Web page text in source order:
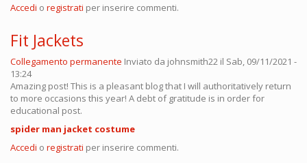
Accedi o registrati per inserire commenti.
Fit Jackets
Collegamento permanente Inviato da johnsmith22 il Sab, 09/11/2021 -
13:24
Amazing post! This is a pleasant blog that I will authoritatively return
to more occasions this year! A debt of gratitude is in order for
educational post.
spider man jacket costume
Accedi o registrati per inserire commenti.